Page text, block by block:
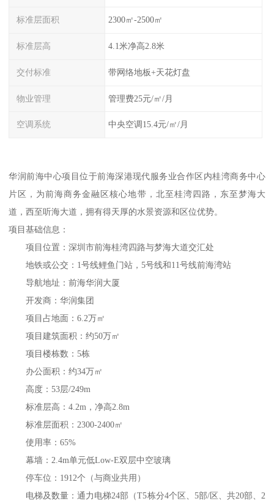
标准层面积 2300㎡-2500㎡
标准层高 4.1米净高2.8米
交付标准 带网络地板+天花灯盘
物业管理 管理费25元/㎡/月
空调系统 中央空调15.4元/㎡/月
华润前海中心项目位于前海深港现代服务业合作区内桂湾商务中心
片区，为前海商务金融区核心地带，北至桂湾四路，东至梦海大
道，西至听海大道，拥有得天厚的水景资源和区位优势。
项目基础信息：
项目位置：深圳市前海桂湾四路与梦海大道交汇处
地铁或公交：1号线鲤鱼门站，5号线和11号线前海湾站
导航地址：前海华润大厦
开发商：华润集团
项目占地面：6.2万㎡
项目建筑面积：约50万㎡
项目楼栋数：5栋
办公面积：约34万㎡
高度：53层/249m
标准层高：4.2m，净高2.8m
标准层面积：2300-2400㎡
使用率：65%
幕墙：2.4m单元低Low-E双层中空玻璃
停车位：1912个（与商业共用）
电梯及数量：通力电梯24部（T5栋分4个区、5部/区、共20部、2